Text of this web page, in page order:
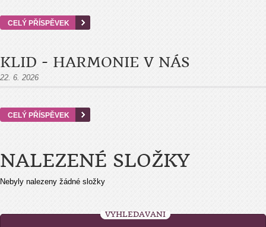
CELÝ PŘÍSPĚVEK
KLID - HARMONIE V NÁS
22. 6. 2026
CELÝ PŘÍSPĚVEK
NALEZENÉ SLOŽKY
Nebyly nalezeny žádné složky
VYHLEDÁVÁNÍ